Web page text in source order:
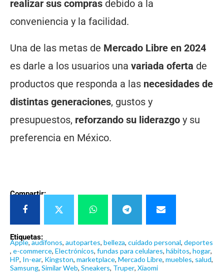
realizar sus compras debido a la
conveniencia y la facilidad.
Una de las metas de Mercado Libre en 2024
es darle a los usuarios una variada oferta de
productos que responda a las necesidades de
distintas generaciones, gustos y
presupuestos, reforzando su liderazgo y su
preferencia en México.
Compartir:
Etiquetas:
Apple,audifonos, autopartes, belleza, cuidado personal, deportes
, e-commerce, Electrónicos, fundas para celulares, hábitos, hogar,
HP, In-ear, Kingston, marketplace, Mercado Libre, muebles, salud,
Samsung, Similar Web, Sneakers, Truper, Xiaomi